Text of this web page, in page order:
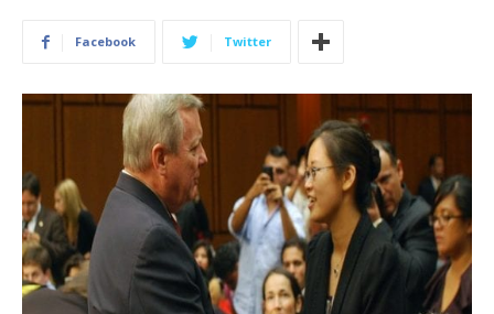
Facebook Twitter